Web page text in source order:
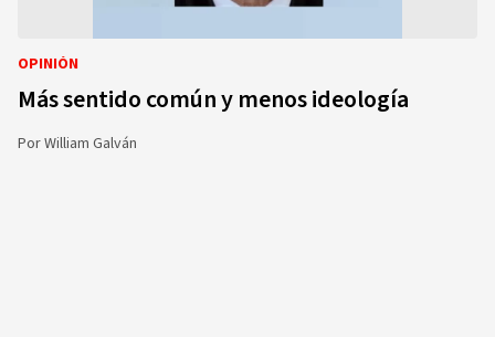
OPINIÓN
Más sentido común y menos ideología
PorWilliam Galván